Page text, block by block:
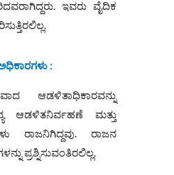
ಇವರು ವೈದಿಕ
:
ಆಡಳಿತಾಧಿಕಾರವನ್ನು
ಆಡಳಿತನಿರ್ವಹಣೆ ಮತ್ತು
ರಾಜನಿಗಿದ್ದವು. ರಾಜನ
ಪ್ರಶ್ನಿಸುವಂತಿರಲಿಲ್ಲ.